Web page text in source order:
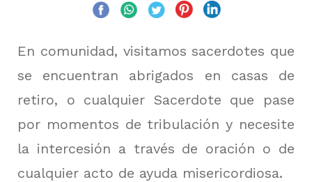
En comunidad, visitamos sacerdotes que
se encuentran abrigados en casas de
retiro, o cualquier Sacerdote que pase
por momentos de tribulación y necesite
la intercesión a través de oración o de
cualquier acto de ayuda misericordiosa.